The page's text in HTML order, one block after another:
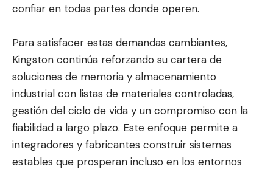
confiar en todas partes donde operen.
Para satisfacer estas demandas cambiantes,
Kingston continúa reforzando su cartera de
soluciones de memoria y almacenamiento
industrial con listas de materiales controladas,
gestión del ciclo de vida y un compromiso con la
fiabilidad a largo plazo. Este enfoque permite a
integradores y fabricantes construir sistemas
estables que prosperan incluso en los entornos